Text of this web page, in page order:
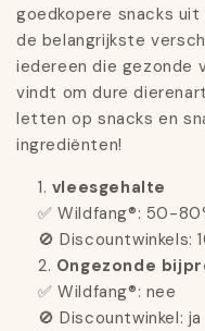
goedkopere snacks
de belangrijkste
iedereen die gezonde
vindt om dure
letten op snacks en
ingrediënten!
vleesgehalte
✅ Wildfang®: 50-
🚫 Discountwinkels:
Ongezonde
✅ Wildfang®: nee
🚫 Discountwinkel: ja